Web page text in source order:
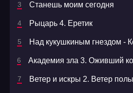
Станешь моим сегодня
Рыцарь 4. Еретик
Над кукушкиным гнездом -
Ветер и искры 2. Ветер